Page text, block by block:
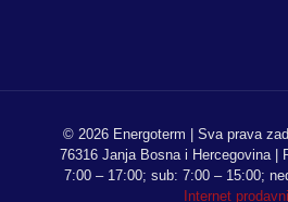
© 2026 Energoterm | Sva prava
76316 Janja Bosna i Hercegovina |
7:00 – 17:00; sub: 7:00 – 15:00;
Internet